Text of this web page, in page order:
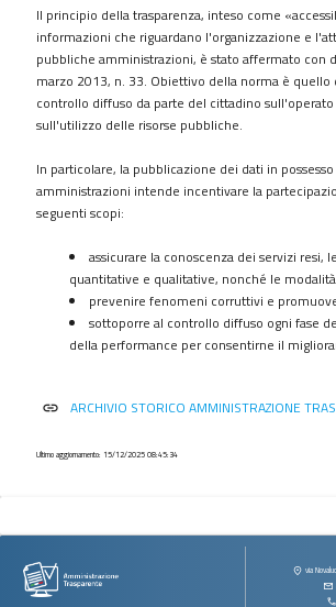
Enti
controllati
Attività
e
procedimenti
Controlli
sulle
contratti
contributi
vantaggi
immobili
e
Il principio della trasparenza, inteso come
informazioni che riguardano l'organizzazione e
pubbliche amministrazioni, è stato affermato con
marzo 2013, n. 33. Obiettivo della norma è quello
controllo diffuso da parte del cittadino
sull'utilizzo delle risorse pubbliche.
In particolare, la pubblicazione dei dati in
amministrazioni intende incentivare la
seguenti scopi:
assicurare la conoscenza dei servizi resi,
quantitative e qualitative, nonché le
prevenire fenomeni corruttivi e
sottoporre al controllo diffuso ogni fase
della performance per consentirne il
link ARCHIVIO STORICO AMMINISTRAZIONE
Ultimo aggiornamento: 15/12/2025 08:45:34
via